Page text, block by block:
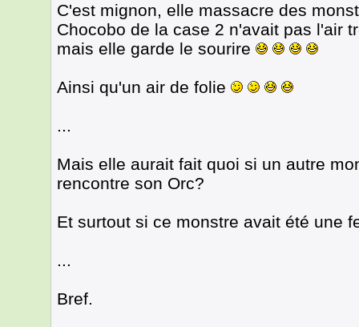
C'est mignon, elle massacre des
Chocobo de la case 2 n'avait pas l'air
mais elle garde le sourire
Ainsi qu'un air de folie
...
Mais elle aurait fait quoi si un autre
rencontre son Orc?
Et surtout si ce monstre avait été une
...
Bref.